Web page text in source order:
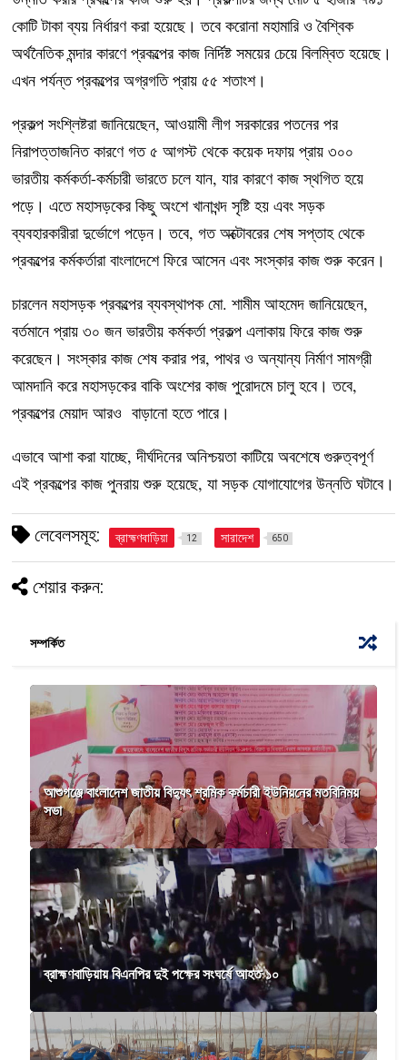
কোটি টাকা ব্যয় নির্ধারণ করা হয়েছে। তবে করোনা মহামারি ও বৈশ্বিক
অর্থনৈতিক মন্দার কারণে প্রকল্পের কাজ নির্দিষ্ট সময়ের চেয়ে বিলম্বিত হয়েছে।
এখন পর্যন্ত প্রকল্পের অগ্রগতি প্রায় ৫৫ শতাংশ।
প্রকল্প সংশ্লিষ্টরা জানিয়েছেন, আওয়ামী লীগ সরকারের পতনের পর
নিরাপত্তাজনিত কারণে গত ৫ আগস্ট থেকে কয়েক দফায় প্রায় ৩০০
ভারতীয় কর্মকর্তা-কর্মচারী ভারতে চলে যান, যার কারণে কাজ স্থগিত হয়ে
পড়ে। এতে মহাসড়কের কিছু অংশে খানাখন্দ সৃষ্টি হয় এবং সড়ক
ব্যবহারকারীরা দুর্ভোগে পড়েন। তবে, গত অক্টোবরের শেষ সপ্তাহ থেকে
প্রকল্পের কর্মকর্তারা বাংলাদেশে ফিরে আসেন এবং সংস্কার কাজ শুরু করেন।
চারলেন মহাসড়ক প্রকল্পের ব্যবস্থাপক মো. শামীম আহমেদ জানিয়েছেন,
বর্তমানে প্রায় ৩০ জন ভারতীয় কর্মকর্তা প্রকল্প এলাকায় ফিরে কাজ শুরু
করেছেন। সংস্কার কাজ শেষ করার পর, পাথর ও অন্যান্য নির্মাণ সামগ্রী
আমদানি করে মহাসড়কের বাকি অংশের কাজ পুরোদমে চালু হবে। তবে,
প্রকল্পের মেয়াদ আরও বাড়ানো হতে পারে।
এভাবে আশা করা যাচ্ছে, দীর্ঘদিনের অনিশ্চয়তা কাটিয়ে অবশেষে গুরুত্বপূর্ণ
এই প্রকল্পের কাজ পুনরায় শুরু হয়েছে, যা সড়ক যোগাযোগের উন্নতি ঘটাবে।
লেবেলসমূহ: ব্রাহ্মণবাড়িয়া 12 সারাদেশ 650
শেয়ার করুন:
সম্পর্কিত
আশুগঞ্জে বাংলাদেশ জাতীয় বিদ্যুৎ শ্রমিক কর্মচারী ইউনিয়নের মতবিনিময়
সভা
ব্রাহ্মণবাড়িয়ায় বিএনপির দুই পক্ষের সংঘর্ষে আহত ১০